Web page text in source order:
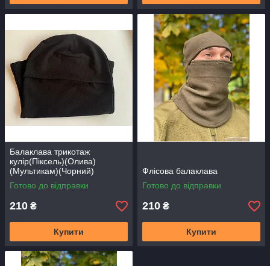
Балаклава трикотаж
кулір(Піксель)(Олива)
(Мультикам)(Чорний)
Готово до відправки
210 ₴
Купити
Флісова балаклава
Готово до відправки
210 ₴
Купити